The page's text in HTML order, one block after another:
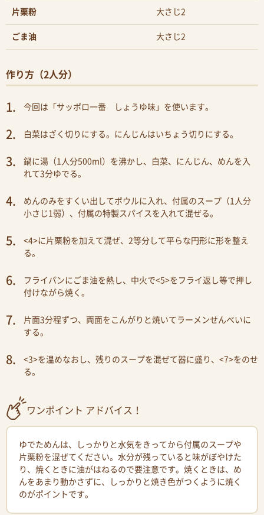
片栗粉 大さじ2
ごま油 大さじ2
作り方（2人分）
今回は「サッポロ一番 しょうゆ味」を使います。
白菜はざく切りにする。にんじんはいちょう切りにする。
鍋に湯（1人分500ml）を沸かし、白菜、にんじん、めんを入
れて3分ゆでる。
めんのみをすくい出してボウルに入れ、付属のスープ（1人分
小さじ1弱）、付属の特製スパイスを入れて混ぜる。
<4>に片栗粉を加えて混ぜ、2等分して平らな円形に形を整え
る。
フライパンにごま油を熱し、中火で<5>をフライ返し等で押し
付けながら焼く。
片面3分程ずつ、両面をこんがりと焼いてラーメンせんべいに
する。
<3>を温めなおし、残りのスープを混ぜて器に盛り、<7>をのせ
る。
ワンポイント アドバイス！
ゆでためんは、しっかりと水気をきってから付属のスープや
片栗粉を混ぜてください。水分が残っていると味がぼやけた
り、焼くときに油がはねるので要注意です。焼くときは、め
んをあまり動かさずに、しっかりと焼き色がつくように焼く
のがポイントです。